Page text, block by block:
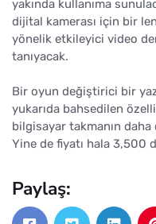
yakında kullanıma
dijital kamerası için bir
yönelik etkileyici video
tanıyacak.
Bir oyun değiştirici bir
yukarıda bahsedilen
bilgisayar takmanın
Yine de fiyatı hala 3,500
Paylaş: